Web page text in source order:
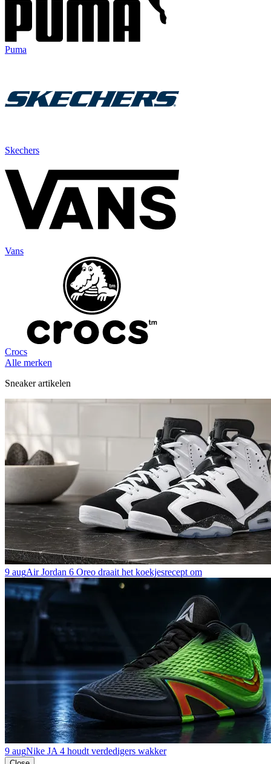
Puma
Skechers
Vans
Crocs
Alle merken
Sneaker artikelen
9 augAir Jordan 6 Oreo draait het koekjesrecept om
9 augNike JA 4 houdt verdedigers wakker